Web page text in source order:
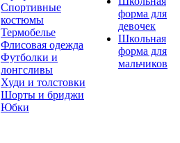
Спортивные
костюмы
Термобелье
Флисовая одежда
Футболки и
лонгсливы
Худи и толстовки
Шорты и бриджи
Юбки
форма для
девочек
Школьная
форма для
мальчиков